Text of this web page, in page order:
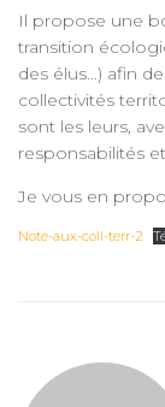
Il propose une
transition
des élus…) afin
collectivités
sont les leurs,
responsabilités
Je vous en
Note-aux-coll-terr-2